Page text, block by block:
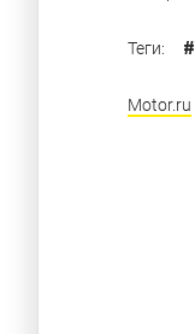
Теги: #
Motor.ru